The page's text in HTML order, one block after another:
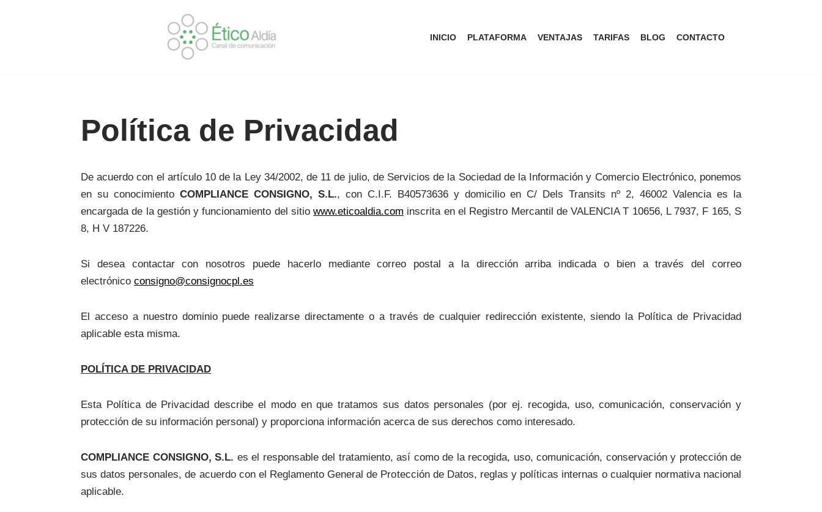
INICIO PLATAFORMA VENTAJAS TARIFAS BLOG CONTACTO
Política de Privacidad
De acuerdo con el artículo 10 de la Ley 34/2002, de 11 de julio, de Servicios de la Sociedad de la Información y Comercio Electrónico, ponemos
en su conocimiento COMPLIANCE CONSIGNO, S.L., con C.I.F. B40573636 y domicilio en C/ Dels Transits nº 2, 46002 Valencia es la
encargada de la gestión y funcionamiento del sitiowww.eticoaldia.com inscrita en el Registro Mercantil de VALENCIA T 10656, L 7937, F 165, S
8, H V 187226.
Si desea contactar con nosotros puede hacerlo mediante correo postal a la dirección arriba indicada o bien a través del correo
electrónico consigno@consignocpl.es
El acceso a nuestro dominio puede realizarse directamente o a través de cualquier redirección existente, siendo la Política de Privacidad
aplicable esta misma.
POLÍTICA DE PRIVACIDAD
Esta Política de Privacidad describe el modo en que tratamos sus datos personales (por ej. recogida, uso, comunicación, conservación y
protección de su información personal) y proporciona información acerca de sus derechos como interesado.
COMPLIANCE CONSIGNO, S.L. es el responsable del tratamiento, así como de la recogida, uso, comunicación, conservación y protección de
sus datos personales, de acuerdo con el Reglamento General de Protección de Datos, reglas y políticas internas o cualquier normativa nacional
aplicable.